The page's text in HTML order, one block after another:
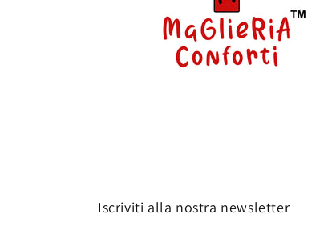
Iscriviti alla nostra newsletter